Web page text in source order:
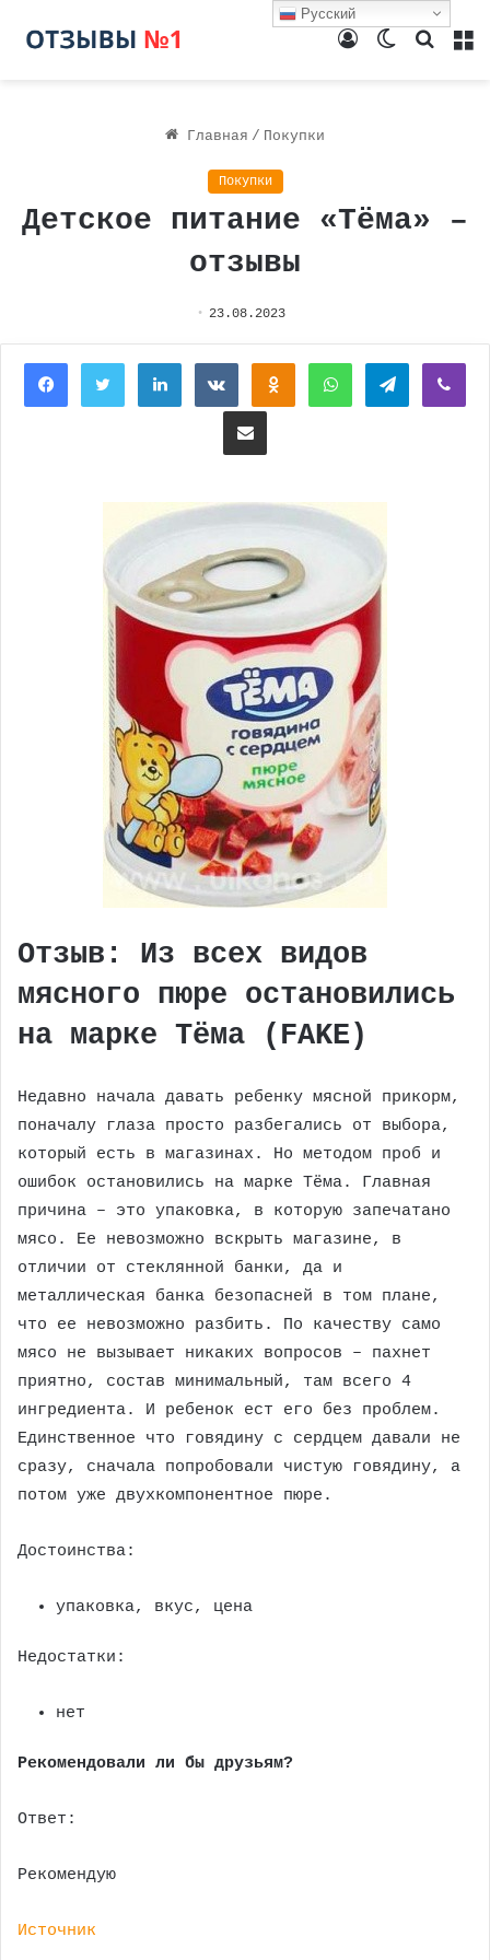
Поиск
Switch
Войти
Главная / Покупки
Покупки
Детское питание «Тёма» –
отзывы
23.08.2023
FacebookTwitterLinkedInВконтактеОдноклассники
WhatsAppTelegram
Поделиться через электронную почту
Отзыв: Из всех видов
мясного пюре остановились
на марке Тёма (FAKE)
Недавно начала давать ребенку мясной прикорм,
поначалу глаза просто разбегались от выбора,
который есть в магазинах. Но методом проб и
ошибок остановились на марке Тёма. Главная
причина – это упаковка, в которую запечатано
мясо. Ее невозможно вскрыть магазине, в
отличии от стеклянной банки, да и
металлическая банка безопасней в том плане,
что ее невозможно разбить. По качеству само
мясо не вызывает никаких вопросов – пахнет
приятно, состав минимальный, там всего 4
ингредиента. И ребенок ест его без проблем.
Единственное что говядину с сердцем давали не
сразу, сначала попробовали чистую говядину, а
потом уже двухкомпонентное пюре.
Достоинства:
упаковка, вкус, цена
Недостатки:
нет
Рекомендовали ли бы друзьям?
Ответ:
Рекомендую
Источник
Русский